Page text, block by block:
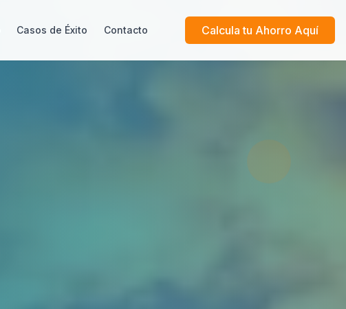
Casos de Éxito Contacto Calcula tu Ahorro Aquí